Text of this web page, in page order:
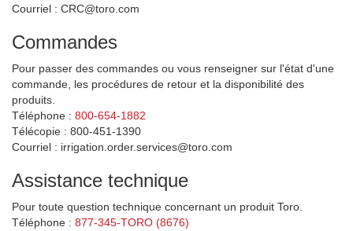
Courriel : CRC@toro.com
Commandes
Pour passer des commandes ou vous renseigner sur l'état d'une
commande, les procédures de retour et la disponibilité des
produits.
Téléphone : 800-654-1882
Télécopie : 800-451-1390
Courriel : irrigation.order.services@toro.com
Assistance technique
Pour toute question technique concernant un produit Toro.
Téléphone : 877-345-TORO (8676)